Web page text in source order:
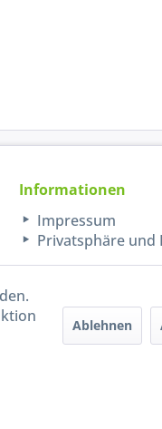
Informationen
Impressum
Privatsphäre und
Ablehnen